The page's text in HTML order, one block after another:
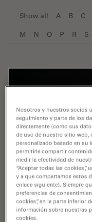
Show all A B C
M N O P R S
Ecke , Nicol , Dr.
Publications : 0
Nosotros y nuestros socios
seguimiento y parte de los
directamente (como sus
de uso de nuestro sitio web,
personalizado basado en su
permitirle compartir
medir la efectividad de
“Aceptar todas las
y a que compartamos estos
enlace siguiente). Siempre
preferencias de
cookies”, en la parte inferior
información sobre nuestras
cookies.